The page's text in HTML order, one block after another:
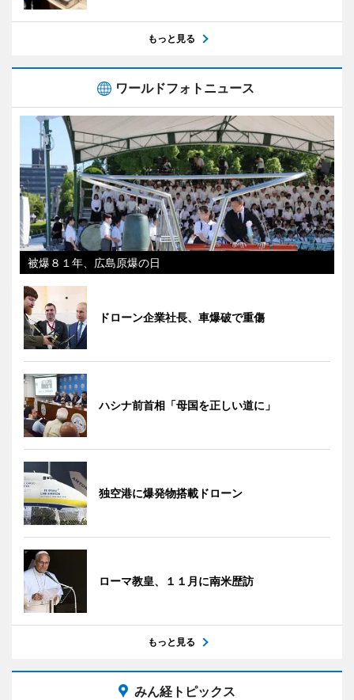
もっと見る
ワールドフォトニュース
被爆８１年、広島原爆の日
ドローン企業社長、車爆破で重傷
ハシナ前首相「母国を正しい道に」
独空港に爆発物搭載ドローン
ローマ教皇、１１月に南米歴訪
もっと見る
みん経トピックス